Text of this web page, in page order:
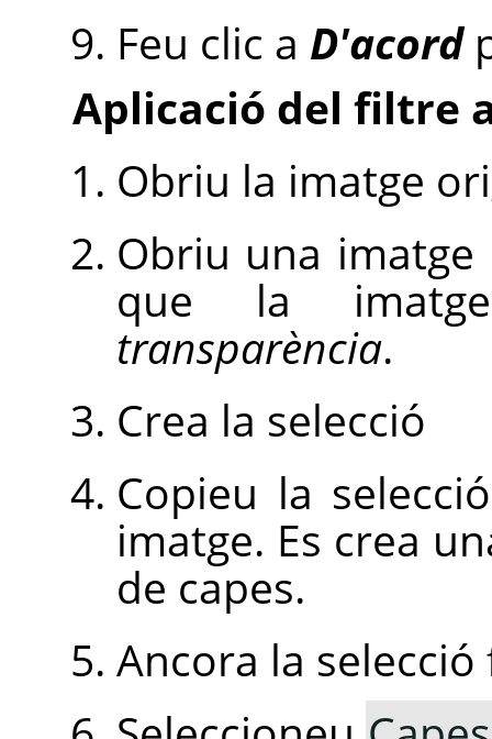
Feu clic a D'acord
Aplicació del filtre
Obriu la imatge
Obriu una
que la
transparència.
Crea la selecció
Copieu la
imatge. Es crea
de capes.
Ancora la